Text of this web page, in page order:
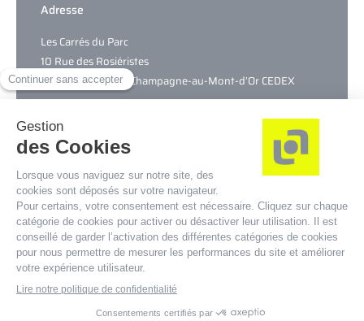
Adresse
Les Carrés du Parc
10 Rue des Rosiéristes
CS69317 – 69544 Champagne-au-Mont-d’Or CEDEX
Nous contacter
0 979 980 144
Pour toutes vos autres demandes :
0 979 980 710